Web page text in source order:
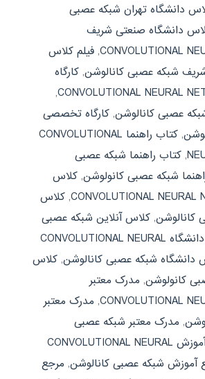
دانشگاه تهران شبکه عصبی
دانشگاه صنعتی شریف
CONVOLUTIONAL
, فیلم کلاس
شبکه عصبی کانالوشن, کارگاه
,
عصبی کانالوشن, کارگاه تخصصی
,
کتاب راهنما CONVOLUTIONAL
, کتاب راهنما شبکه عصبی
شبکه عصبی کانولوشن, کلاس
, کلاس
کانالوشن, کلاس آنلاین شبکه عصبی
کلاس دانشگاه CONVOLUTIONAL NEURAL
دانشگاه شبکه عصبی کانالوشن, کلاس
کانولوشن, مدرک معتبر
CONVOLUTIONAL
, مدرک معتبر
, مدرک معتبر شبکه عصبی
مرجع آموزش CONVOLUTIONAL NEURAL
آموزش شبکه عصبی کانالوشن, مرجع